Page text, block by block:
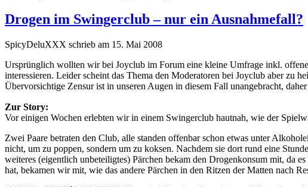
Drogen im Swingerclub – nur ein Ausnahmefall?
SpicyDeluXXX schrieb am 15. Mai 2008
Ursprünglich wollten wir bei Joyclub im Forum eine kleine Umfrage inkl.
interessieren. Leider scheint das Thema den Moderatoren bei Joyclub aber zu
Übervorsichtige Zensur ist in unseren Augen in diesem Fall unangebracht,
Zur Story:
Vor einigen Wochen erlebten wir in einem Swingerclub hautnah, wie der
Zwei Paare betraten den Club, alle standen offenbar schon etwas unter
nicht, um zu poppen, sondern um zu koksen. Nachdem sie dort rund eine
weiteres (eigentlich unbeteiligtes) Pärchen bekam den Drogenkonsum mit, da
hat, bekamen wir mit, wie das andere Pärchen in den Ritzen der Matten nach